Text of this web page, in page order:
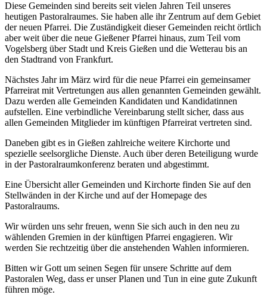
Diese Gemeinden sind bereits seit vielen Jahren Teil unseres
heutigen Pastoralraumes. Sie haben alle ihr Zentrum auf dem Gebiet
der neuen Pfarrei. Die Zuständigkeit dieser Gemeinden reicht örtlich
aber weit über die neue Gießener Pfarrei hinaus, zum Teil vom
Vogelsberg über Stadt und Kreis Gießen und die Wetterau bis an
den Stadtrand von Frankfurt.
Nächstes Jahr im März wird für die neue Pfarrei ein gemeinsamer
Pfarreirat mit Vertretungen aus allen genannten Gemeinden gewählt.
Dazu werden alle Gemeinden Kandidaten und Kandidatinnen
aufstellen. Eine verbindliche Vereinbarung stellt sicher, dass aus
allen Gemeinden Mitglieder im künftigen Pfarreirat vertreten sind.
Daneben gibt es in Gießen zahlreiche weitere Kirchorte und
spezielle seelsorgliche Dienste. Auch über deren Beteiligung wurde
in der Pastoralraumkonferenz beraten und abgestimmt.
Eine Übersicht aller Gemeinden und Kirchorte finden Sie auf den
Stellwänden in der Kirche und auf der Homepage des
Pastoralraums.
Wir würden uns sehr freuen, wenn Sie sich auch in den neu zu
wählenden Gremien in der künftigen Pfarrei engagieren. Wir
werden Sie rechtzeitig über die anstehenden Wahlen informieren.
Bitten wir Gott um seinen Segen für unsere Schritte auf dem
Pastoralen Weg, dass er unser Planen und Tun in eine gute Zukunft
führen möge.